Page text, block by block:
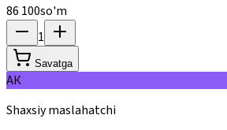
86 100so'm
1
Savatga
АК
Shaxsiy maslahatchi